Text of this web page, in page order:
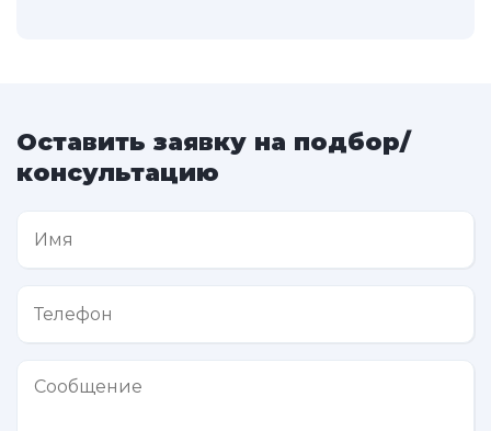
Оставить заявку на подбор/
консультацию